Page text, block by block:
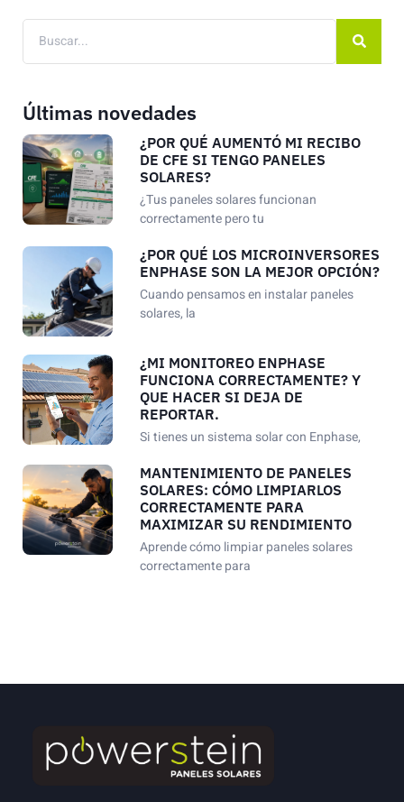
Últimas novedades
¿POR QUÉ AUMENTÓ MI RECIBO
DE CFE SI TENGO PANELES
SOLARES?
¿Tus paneles solares funcionan
correctamente pero tu
¿POR QUÉ LOS MICROINVERSORES
ENPHASE SON LA MEJOR OPCIÓN?
Cuando pensamos en instalar paneles
solares, la
¿MI MONITOREO ENPHASE
FUNCIONA CORRECTAMENTE? Y
QUE HACER SI DEJA DE
REPORTAR.
Si tienes un sistema solar con Enphase,
MANTENIMIENTO DE PANELES
SOLARES: CÓMO LIMPIARLOS
CORRECTAMENTE PARA
MAXIMIZAR SU RENDIMIENTO
Aprende cómo limpiar paneles solares
correctamente para